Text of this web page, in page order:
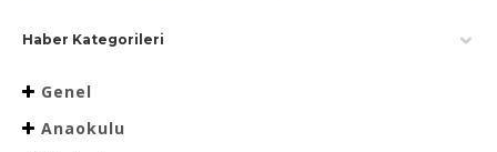
Haber Kategorileri
Genel
Anaokulu